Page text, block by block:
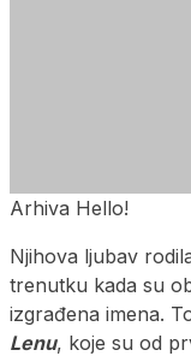
Arhiva Hello!
Njihova ljubav
trenutku kada su
izgrađena imena.
Lenu, koje su od